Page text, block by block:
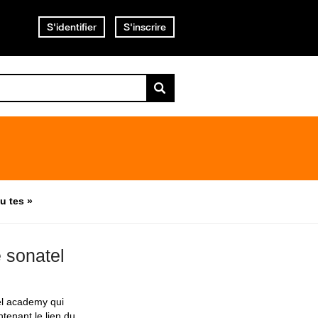
S'identifier S'inscrire
tes »
sonatel
academy qui